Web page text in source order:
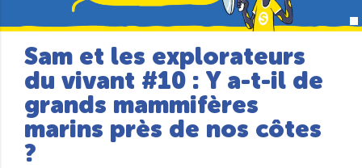
Sam et les explorateurs
du vivant #10 : Y a-t-il de
grands mammifères
marins près de nos côtes
?